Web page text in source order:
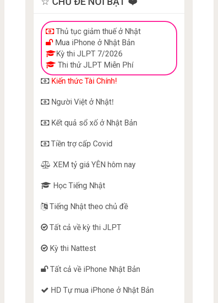
Thủ tục giảm thuế ở Nhật
Mua iPhone ở Nhật Bản
Kỳ thi JLPT 7/2026
Thi thử JLPT Miễn Phí
Kiến thức Tài Chính!
Người Việt ở Nhật!
Kết quả sổ xố ở Nhật Bản
Tiền trợ cấp Covid
XEM tỷ giá YÊN hôm nay
Học Tiếng Nhật
Tiếng Nhật theo chủ đề
Tất cả về kỳ thi JLPT
Kỳ thi Nattest
Tất cả về iPhone Nhật Bản
HD Tự mua iPhone ở Nhật Bản